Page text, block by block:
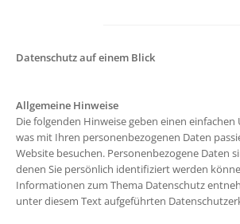
Datenschutz auf einem Blick
Allgemeine Hinweise
Die folgenden Hinweise geben einen
was mit Ihren personenbezogenen Daten
Website besuchen. Personenbezogene Daten
denen Sie persönlich identifiziert werden
Informationen zum Thema Datenschutz
unter diesem Text aufgeführten